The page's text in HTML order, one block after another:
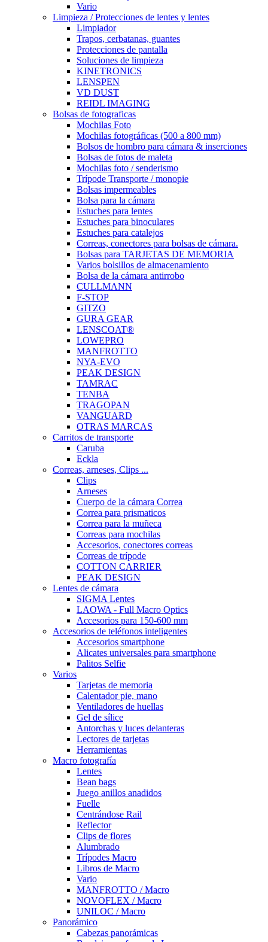
Vario
Limpieza / Protecciones de lentes y lentes
Limpiador
Trapos, cerbatanas, guantes
Protecciones de pantalla
Soluciones de limpieza
KINETRONICS
LENSPEN
VD DUST
REIDL IMAGING
Bolsas de fotograficas
Mochilas Foto
Mochilas fotográficas (500 a 800 mm)
Bolsos de hombro para cámara & inserciones
Bolsas de fotos de maleta
Mochilas foto / senderismo
Trípode Transporte / monopie
Bolsas impermeables
Bolsa para la cámara
Estuches para lentes
Estuches para binoculares
Estuches para catalejos
Correas, conectores para bolsas de cámara.
Bolsas para TARJETAS DE MEMORIA
Varios bolsillos de almacenamiento
Bolsa de la cámara antirrobo
CULLMANN
F-STOP
GITZO
GURA GEAR
LENSCOAT®
LOWEPRO
MANFROTTO
NYA-EVO
PEAK DESIGN
TAMRAC
TENBA
TRAGOPAN
VANGUARD
OTRAS MARCAS
Carritos de transporte
Caruba
Eckla
Correas, arneses, Clips ...
Clips
Arneses
Cuerpo de la cámara Correa
Correa para prismaticos
Correa para la muñeca
Correas para mochilas
Accesorios, conectores correas
Correas de trípode
COTTON CARRIER
PEAK DESIGN
Lentes de cámara
SIGMA Lentes
LAOWA - Full Macro Optics
Accesorios para 150-600 mm
Accesorios de teléfonos inteligentes
Accesorios smartphone
Alicates universales para smartphone
Palitos Selfie
Varios
Tarjetas de memoria
Calentador pie, mano
Ventiladores de huellas
Gel de sílice
Antorchas y luces delanteras
Lectores de tarjetas
Herramientas
Macro fotografía
Lentes
Bean bags
Juego anillos anadidos
Fuelle
Centrándose Rail
Reflector
Clips de flores
Alumbrado
Trípodes Macro
Libros de Macro
Vario
MANFROTTO / Macro
NOVOFLEX / Macro
UNILOC / Macro
Panorámico
Cabezas panorámicas